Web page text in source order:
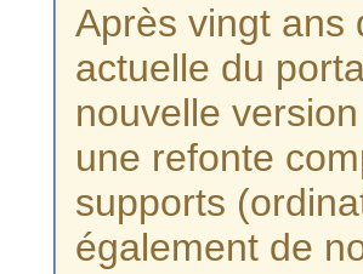
Après vingt ans
actuelle du
nouvelle
une refonte
supports
également de